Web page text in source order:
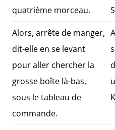
quatrième morceau.
Alors, arrête de manger,
dit-elle en se levant
pour aller chercher la
grosse boîte là-bas,
sous le tableau de
commande.